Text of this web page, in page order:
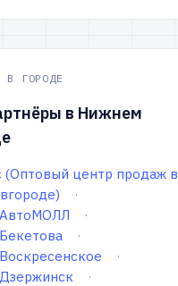
В ГОРОДЕ
в Нижнем
(Оптовый центр продаж в